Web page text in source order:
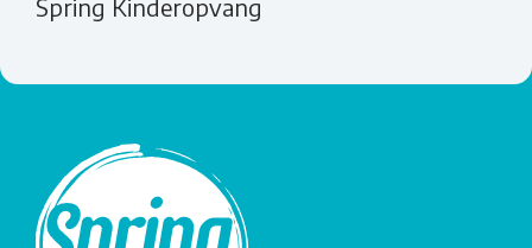
Spring Kinderopvang